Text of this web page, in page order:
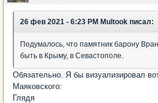
26 фев 2021 - 6:23 PM Multook писал:
Подумалось, что памятник барону
быть в Крыму, в Севастополе.
Обязательно. Я бы визуализировал
Маяковского:
Глядя